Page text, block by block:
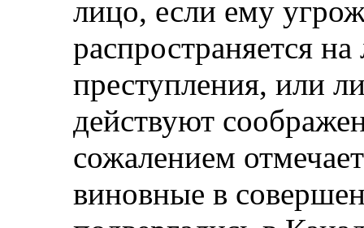
лицо, если ему
распространяется
преступления, или
действуют
сожалением
виновные в